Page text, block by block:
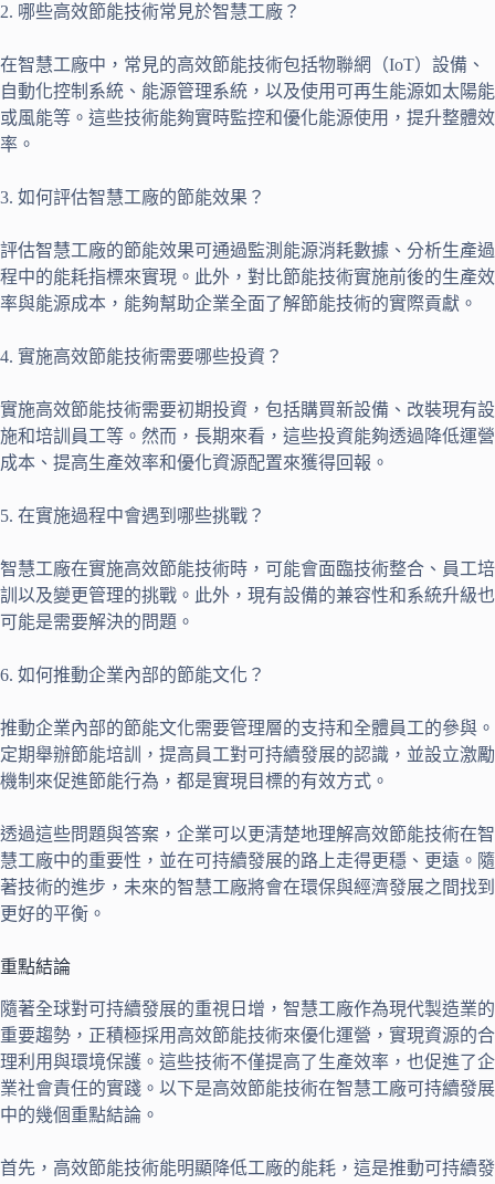
2. 哪些高效節能技術常見於智慧工廠？
在智慧工廠中，常見的高效節能技術包括物聯網（IoT）設備、
自動化控制系統、能源管理系統，以及使用可再生能源如太陽能
或風能等。這些技術能夠實時監控和優化能源使用，提升整體效
率。
3. 如何評估智慧工廠的節能效果？
評估智慧工廠的節能效果可通過監測能源消耗數據、分析生產過
程中的能耗指標來實現。此外，對比節能技術實施前後的生產效
率與能源成本，能夠幫助企業全面了解節能技術的實際貢獻。
4. 實施高效節能技術需要哪些投資？
實施高效節能技術需要初期投資，包括購買新設備、改裝現有設
施和培訓員工等。然而，長期來看，這些投資能夠透過降低運營
成本、提高生產效率和優化資源配置來獲得回報。
5. 在實施過程中會遇到哪些挑戰？
智慧工廠在實施高效節能技術時，可能會面臨技術整合、員工培
訓以及變更管理的挑戰。此外，現有設備的兼容性和系統升級也
可能是需要解決的問題。
6. 如何推動企業內部的節能文化？
推動企業內部的節能文化需要管理層的支持和全體員工的參與。
定期舉辦節能培訓，提高員工對可持續發展的認識，並設立激勵
機制來促進節能行為，都是實現目標的有效方式。
透過這些問題與答案，企業可以更清楚地理解高效節能技術在智
慧工廠中的重要性，並在可持續發展的路上走得更穩、更遠。隨
著技術的進步，未來的智慧工廠將會在環保與經濟發展之間找到
更好的平衡。
重點結論
隨著全球對可持續發展的重視日增，智慧工廠作為現代製造業的
重要趨勢，正積極採用高效節能技術來優化運營，實現資源的合
理利用與環境保護。這些技術不僅提高了生產效率，也促進了企
業社會責任的實踐。以下是高效節能技術在智慧工廠可持續發展
中的幾個重點結論。
首先，高效節能技術能明顯降低工廠的能耗，這是推動可持續發